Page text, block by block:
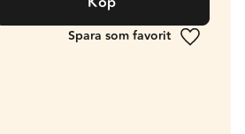
Lägg till